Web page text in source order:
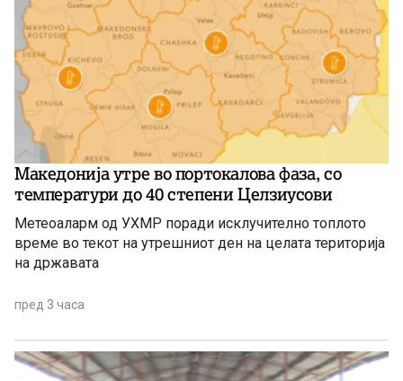
Македонија утре во портокалова фаза, со
температури до 40 степени Целзиусови
Метеоаларм од УХМР поради исклучително топлото
време во текот на утрешниот ден на целата територија
на државата
пред 3 часа